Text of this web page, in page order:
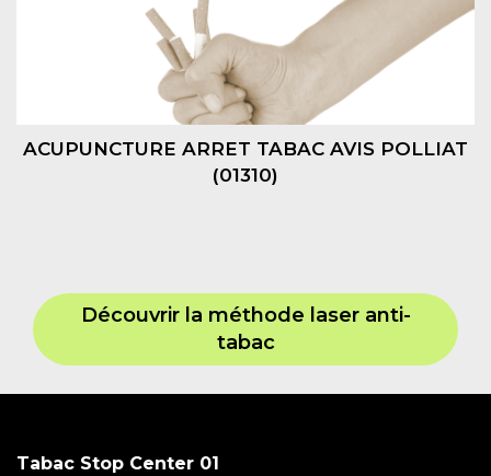
ACUPUNCTURE ARRET TABAC AVIS POLLIAT
(01310)
Découvrir la méthode laser anti-
tabac
Tabac Stop Center 01